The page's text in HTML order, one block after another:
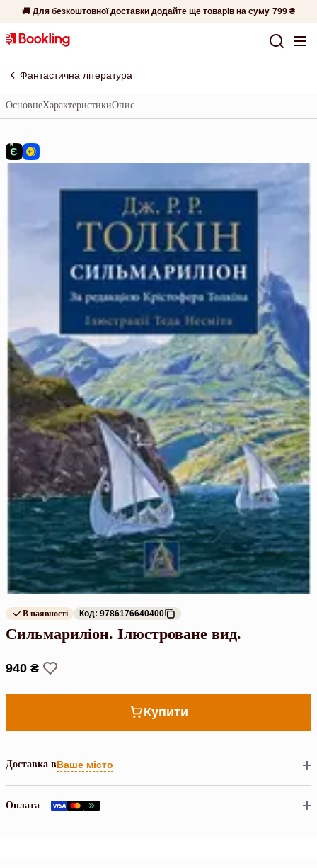
🚚 Для безкоштовної доставки додайте ще товарів на суму 799 ₴
Фантастична література
ОсновнеХарактеристикиОпис
В наявності Код: 9786176640400
Сильмариліон. Ілюстроване вид.
940 ₴
Купити
Доставка вВаше місто
Оплата